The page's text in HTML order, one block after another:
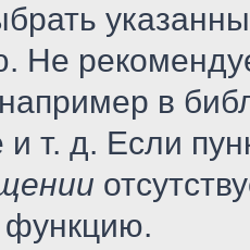
Не
в
и т. д. Если
функцию.